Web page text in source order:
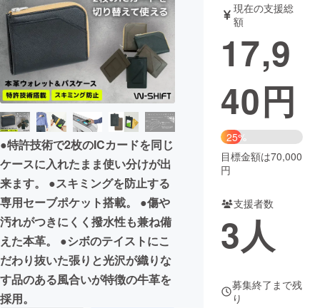
テクノロジー・ガジェット
映像・映画 書籍・雑誌
ビジネス・起業 チャレンジ
まちづくり・地域活性化
CAMPFIRE for Social Good
CAMPFIRE Creation
CAMPFIREふるさと納税machi-ya コミュニティ
●特許技術で2枚のICカードを同じ
ケースに入れたまま使い分けが出
来ます。 ●スキミングを防止する
専用セーブポケット搭載。 ●傷や
汚れがつきにくく撥水性も兼ね備
えた本革。 ●シボのテイストにこ
だわり抜いた張りと光沢が織りな
す品のある風合いが特徴の牛革を
採用。
現在の支援総
額
17,9
40円
25%
目標金額は70,000
円
支援者数
3人
募集終了まで残
り